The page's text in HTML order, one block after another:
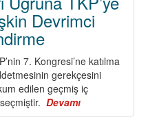
Bir
Köşe
Taşıdır
Haydi
Omuz
Omuza
1
Mayıs
Alanlarına!
Devrimci
7. Kongresi’ne katılma
gerekçesini
edilen geçmiş iç
Devamı
Zayıflık